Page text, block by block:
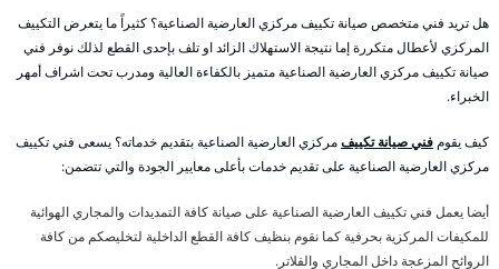
هل تريد فني متخصص صيانة تكييف مركزي العارضية الصناعية؟ كثيراً ما يتعرض التكييف
المركزي لأعطال متكررة إما نتيجة الاستهلاك الزائد او تلف بإحدى القطع لذلك نوفر فني
صيانة تكييف مركزي العارضية الصناعية متميز بالكفاءة العالية ومدرب تحت اشراف أمهر
الخبراء.
كيف يقوم فني صيانة تكييفمركزي العارضية الصناعية بتقديم خدماته؟ يسعى فني تكييف
مركزي العارضية الصناعية على تقديم خدمات بأعلى معايير الجودة والتي تتضمن:
أيضا يعمل فني تكييف العارضية الصناعية على صيانة كافة التمديدات والمجاري الهوائية
للمكيفات المركزية بحرفية كما نقوم بنظيف كافة القطع الداخلية لتخليصكم من كافة
الروائح المزعجة داخل المجاري والفلاتر.